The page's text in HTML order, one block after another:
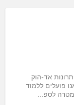
אד-הוק
פועלים ללמוד
לספ...